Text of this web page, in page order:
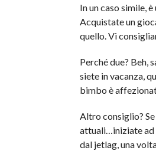
In un caso simile,
Acquistate un
quello. Vi
Perché due? Beh,
siete in vacanza,
bimbo è
Altro consiglio?
attuali…iniziate ad
dal jetlag, una